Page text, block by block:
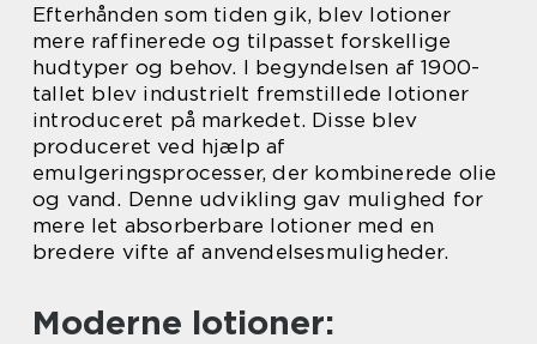
Efterhånden som tiden gik, blev lotioner
mere raffinerede og tilpasset forskellige
hudtyper og behov. I begyndelsen af 1900-
tallet blev industrielt fremstillede lotioner
introduceret på markedet. Disse blev
produceret ved hjælp af
emulgeringsprocesser, der kombinerede olie
og vand. Denne udvikling gav mulighed for
mere let absorberbare lotioner med en
bredere vifte af anvendelsesmuligheder.
Moderne lotioner: